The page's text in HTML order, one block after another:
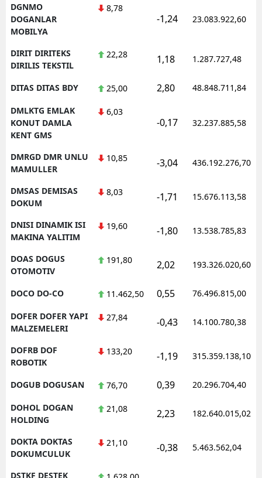
DGNMO
DOGANLAR
MOBILYA
8,78
-1,24 23.083.922,60
DIRIT DIRITEKS
DIRILIS TEKSTIL
22,28 1,18 1.287.727,48
DITAS DITAS BDY 25,00 2,80 48.848.711,84
DMLKTG EMLAK
KONUT DAMLA
KENT GMS
6,03
-0,17 32.237.885,58
DMRGD DMR UNLU
MAMULLER
10,85 -3,04 436.192.276,70
DMSAS DEMISAS
DOKUM
8,03 -1,71 15.676.113,58
DNISI DINAMIK ISI
MAKINA YALITIM
19,60 -1,80 13.538.785,83
DOAS DOGUS
OTOMOTIV
191,80 2,02 193.326.020,60
DOCO DO-CO 11.462,50 0,55 76.496.815,00
DOFER DOFER YAPI
MALZEMELERI
27,84 -0,43 14.100.780,38
DOFRB DOF
ROBOTIK
133,20 -1,19 315.359.138,10
DOGUB DOGUSAN 76,70 0,39 20.296.704,40
DOHOL DOGAN
HOLDING
21,08 2,23 182.640.015,02
DOKTA DOKTAS
DOKUMCULUK
21,10 -0,38 5.463.562,04
DSTKF DESTEK